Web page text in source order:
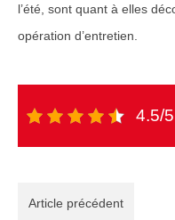
l’été, sont quant à elles
opération d’entretien.
4.5/
Article précédent